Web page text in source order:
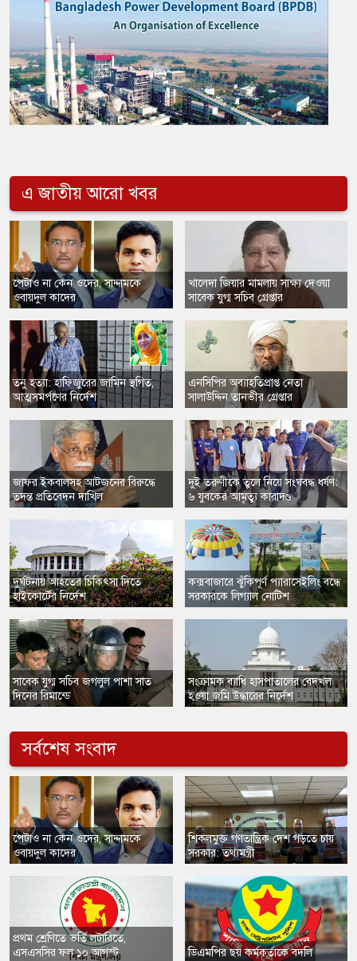
এ জাতীয় আরো খবর
​পেটাও না কেন ওদের, সাদ্দামকে
ওবায়দুল কাদের
তনু হত্যা: হাফিজুরের জামিন স্থগিত,
আত্মসমর্পণের নির্দেশ
​জাফর ইকবালসহ আটজনের বিরুদ্ধে
তদন্ত প্রতিবেদন দাখিল
​দুর্ঘটনায় আহতের চিকিৎসা দিতে
হাইকোর্টের নির্দেশ
​সাবেক যুগ্ম সচিব জগলুল পাশা সাত
দিনের রিমান্ডে
​খালেদা জিয়ার মামলায় সাক্ষ্য দেওয়া
সাবেক যুগ্ম সচিব গ্রেপ্তার
এনসিপির অব্যাহতিপ্রাপ্ত নেতা
সালাউদ্দিন তানভীর গ্রেপ্তার
দুই তরুণীকে তুলে নিয়ে সংঘবদ্ধ ধর্ষণ:
৬ যুবকের আমৃত্যু কারাদণ্ড
কক্সবাজারে ঝুঁকিপূর্ণ প্যারাসেইলিং বন্ধে
সরকারকে লিগ্যাল নোটিশ
​সংক্রামক ব্যাধি হাসপাতালের বেদখল
হওয়া জমি উদ্ধারের নির্দেশ
সর্বশেষ সংবাদ
​পেটাও না কেন ওদের, সাদ্দামকে
ওবায়দুল কাদের
প্রথম শ্রেণিতে ভর্তি লটারিতে,
এসএসসির ফল ১০ আগস্ট
​শিকলমুক্ত গণতান্ত্রিক দেশ গড়তে চায়
সরকার: তথ্যমন্ত্রী
​ডিএমপির ছয় কর্মকর্তাকে বদলি